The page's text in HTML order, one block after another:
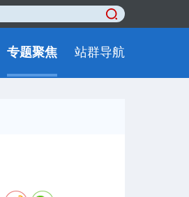
专题聚焦 站群导航